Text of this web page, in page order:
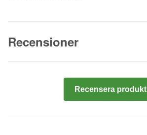
Recensioner
Recensera produkt